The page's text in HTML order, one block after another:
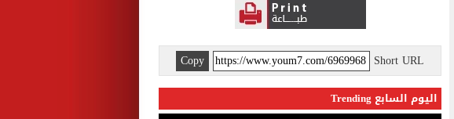
Short URL
Copy
اليوم السابع Trending